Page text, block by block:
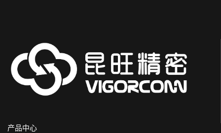
产品中心